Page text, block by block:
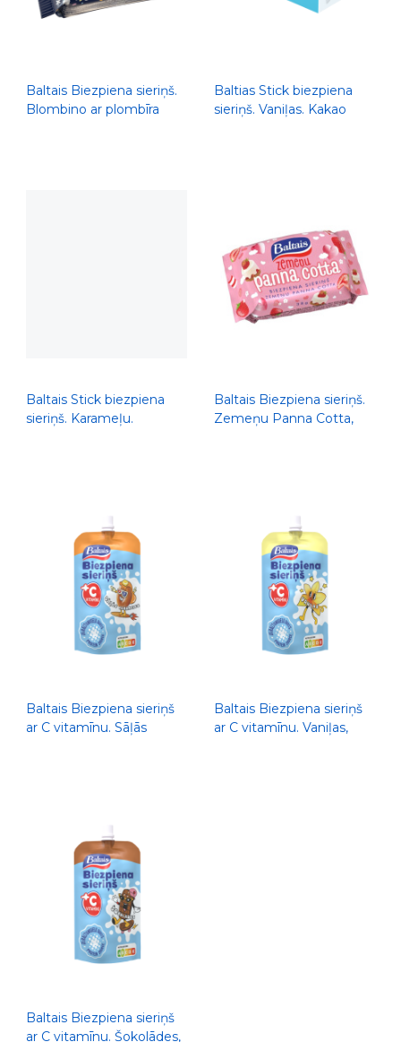
Baltais Biezpiena sieriņš.
Blombino ar plombīra
Baltias Stick biezpiena
sieriņš. Vaniļas. Kakao
Baltais Stick biezpiena
sieriņš. Karameļu.
Baltais Biezpiena sieriņš.
Zemeņu Panna Cotta,
Baltais Biezpiena sieriņš
ar C vitamīnu. Sāļās
Baltais Biezpiena sieriņš
ar C vitamīnu. Vaniļas,
Baltais Biezpiena sieriņš
ar C vitamīnu. Šokolādes,